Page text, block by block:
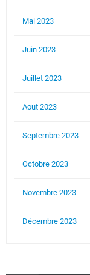
Mai 2023
Juin 2023
Juillet 2023
Aout 2023
Septembre 2023
Octobre 2023
Novembre 2023
Décembre 2023